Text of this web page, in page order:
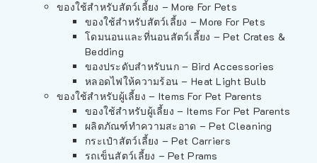
ของใช้สำหรับสัตว์เลี้ยง – More For Pets
ของใช้สำหรับสัตว์เลี้ยง – More For Pets
โดมนอนและที่นอนสัตว์เลี้ยง – Pet Crates &
Bedding
ของประดับสำหรับนก – Bird Accessories
หลอดไฟให้ความร้อน – Heat Light Bulb
ของใช้สำหรับผู้เลี้ยง – Items For Pet Parents
ของใช้สำหรับผู้เลี้ยง – Items For Pet Parents
ผลิตภัณฑ์ทำความสะอาด – Pet Cleaning
กระเป๋าสัตว์เลี้ยง – Pet Carriers
รถเข็นสัตว์เลี้ยง – Pet Prams